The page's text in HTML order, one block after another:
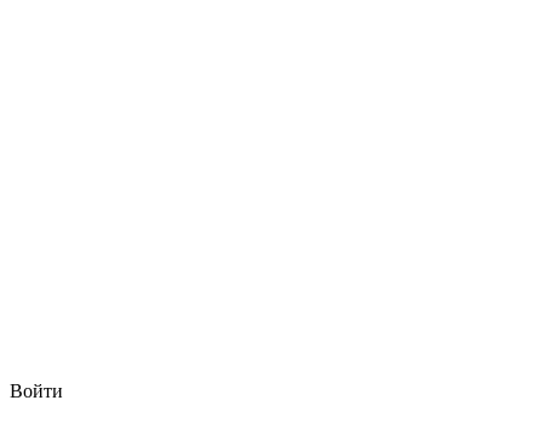
Войти